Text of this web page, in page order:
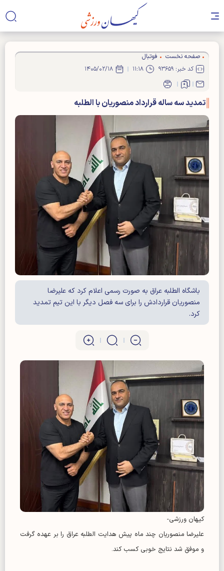
صفحه نخست
فوتبال
کد خبر: ۹۳۶۵۹
۱۱:۱۸ ۱۴۰۵/۰۲/۱۸
تمدید سه ساله قرارداد منصوریان با الطلبه
باشگاه الطلبه عراق به صورت رسمی اعلام کرد که علیرضا
منصوریان قراردادش را برای سه فصل دیگر با این تیم تمدید
کرد.
کیهان ورزشی-
علیرضا منصوریان چند ماه پیش هدایت الطلبه عراق را بر عهده گرفت
و موفق شد نتایج خوبی کسب کند.